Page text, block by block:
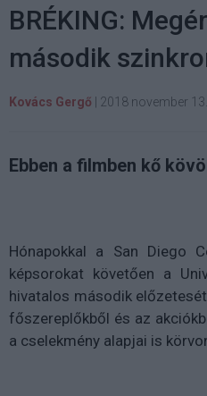
BRÉKING:
második
Kovács Gergő 2018 november
Ebben a filmben kő
Hónapokkal a San Diego
képsorokat követően a
hivatalos második
főszereplőkből és az
a cselekmény alapjai is